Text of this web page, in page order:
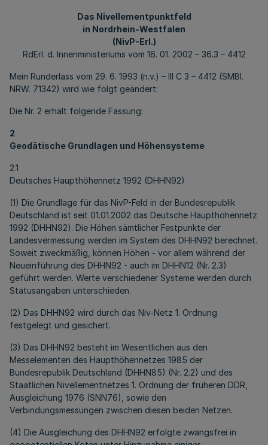
Das Nivellementpunktfeld
in Nordrhein-Westfalen
(NivP-Erl.)
RdErl. d. Innenministeriums vom 16. 01. 2002 – 36.3 – 4412
Mein Runderlass vom 29. 6. 1993 (n.v.) – III C 3 – 4412 (SMBl.
NRW. 71342) wird wie folgt geändert:
Die Nr. 2 erhält folgende Fassung:
2
Geodätische Grundlagen und Höhensysteme
2.1
Deutsches Haupthöhennetz 1992 (DHHN92)
(1) Die Grundlage für das NivP-Feld in der Bundesrepublik
Deutschland ist seit 01.01.2002 das Deutsche Haupthöhennetz
1992 (DHHN92). Die Höhen sämtlicher Festpunkte der
Landesvermessung werden im System des DHHN92 berechnet.
Soweit zweckmäßig, können Höhen - vor allem während der
Neueinführung des DHHN92 - auch im DHHN12 (Nr. 2.3)
geführt werden. Werte verschiedener Systeme werden durch
Statusangaben unterschieden.
(2) Das DHHN92 wird durch das Niv-Netz 1. Ordnung
festgelegt und gesichert.
(3) Das DHHN92 besteht im Wesentlichen aus den
Messelementen des Haupthöhennetzes 1985 der
Bundesrepublik Deutschland (DHHN85) (Nr. 2.2) und des
Staatlichen Nivellementnetzes 1. Ordnung der früheren DDR,
Ausgleichung 1976 (SNN76), sowie den
Verbindungsmessungen zwischen diesen beiden Netzen.
(4) Die Ausgleichung des DHHN92 erfolgte zwangsfrei in